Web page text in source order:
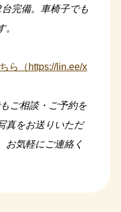
完備。車椅子でも
ら（https://lin.ee/x
ご相談・ご予約を
真をお送りいただ
お気軽にご連絡く